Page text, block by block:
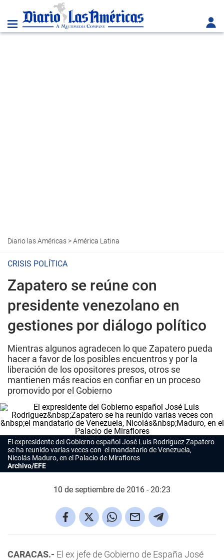
Diario las Américas>América Latina
CRISIS POLÍTICA
Zapatero se reúne con
presidente venezolano en
gestiones por diálogo político
Mientras algunos agradecen lo que Zapatero pueda
hacer a favor de los posibles encuentros y por la
liberación de los opositores presos, otros se
mantienen más reacios en confiar en un proceso
promovido por el Gobierno
El expresidente del Gobierno español José Luis Rodriguez Zapatero
se ha reunido varias veces con el mandatario de Venezuela,
Nicolás Maduro, en el Palacio de Miraflores
Archivo/EFE
10 de septiembre de 2016 - 20:23
CARACAS.- El ex jefe de Gobierno de España José